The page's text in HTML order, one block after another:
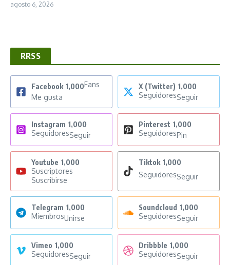
agosto 6, 2026
RRSS
Facebook 1,000Fans
Me gusta
X (Twitter) 1,000
SeguidoresSeguir
Instagram 1,000
SeguidoresSeguir
Pinterest 1,000
SeguidoresPin
Youtube 1,000
Suscriptores
Suscribirse
Tiktok 1,000
SeguidoresSeguir
Telegram 1,000
MiembrosUnirse
Soundcloud 1,000
SeguidoresSeguir
Vimeo 1,000
SeguidoresSeguir
Dribbble 1,000
SeguidoresSeguir